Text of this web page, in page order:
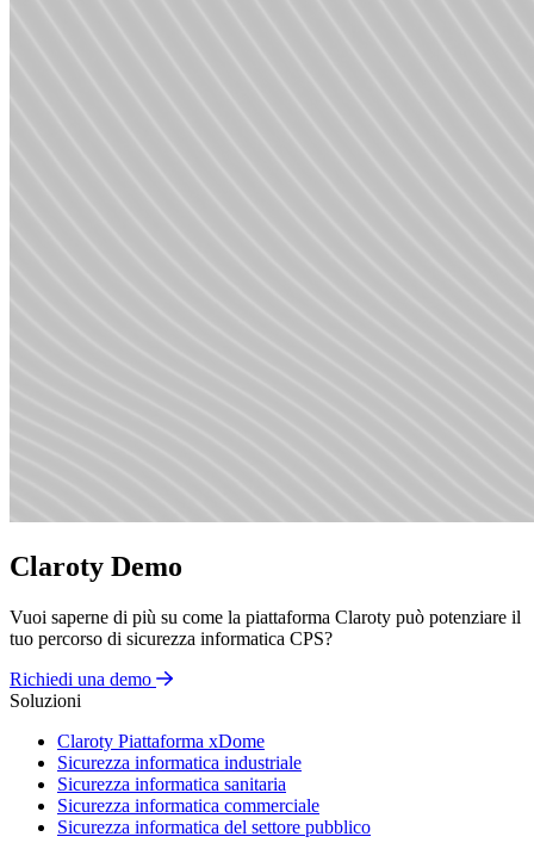
Claroty Demo
Vuoi saperne di più su come la piattaforma Claroty può potenziare il
tuo percorso di sicurezza informatica CPS?
Richiedi una demo
Soluzioni
Claroty Piattaforma xDome
Sicurezza informatica industriale
Sicurezza informatica sanitaria
Sicurezza informatica commerciale
Sicurezza informatica del settore pubblico